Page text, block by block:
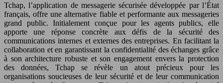
Tchap, l’application de messagerie sécurisée développée par l’État
français, offre une alternative fiable et performante aux messageries
grand public. Initialement conçue pour les agents publics, elle
apporte une réponse concrète aux défis de la sécurité des
communications internes et externes des entreprises. En facilitant la
collaboration et en garantissant la confidentialité des échanges grâce
à son architecture robuste et son engagement envers la protection
des données, Tchap se révèle un atout précieux pour les
organisations soucieuses de leur sécurité et de leur communication